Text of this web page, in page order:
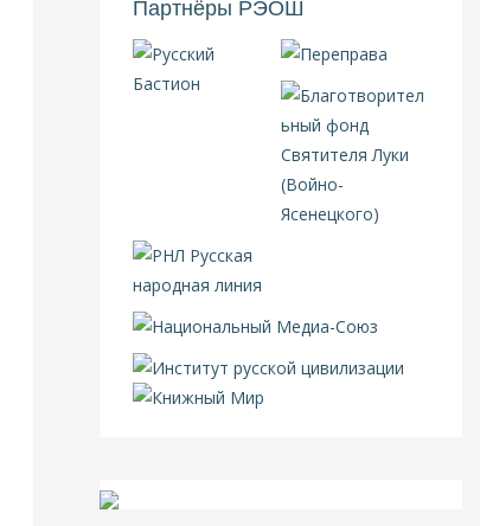
Партнёры РЭОШ